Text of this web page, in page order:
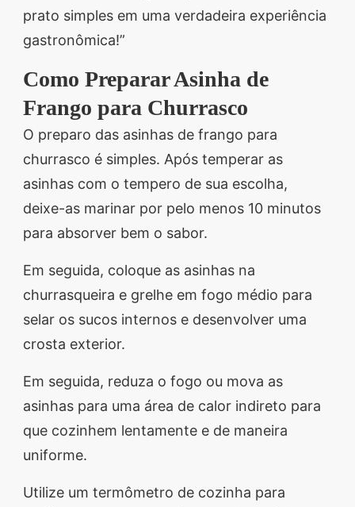
prato simples em uma verdadeira experiência
gastronômica!”
Como Preparar Asinha de
Frango para Churrasco
O preparo das asinhas de frango para
churrasco é simples. Após temperar as
asinhas com o tempero de sua escolha,
deixe-as marinar por pelo menos 10 minutos
para absorver bem o sabor.
Em seguida, coloque as asinhas na
churrasqueira e grelhe em fogo médio para
selar os sucos internos e desenvolver uma
crosta exterior.
Em seguida, reduza o fogo ou mova as
asinhas para uma área de calor indireto para
que cozinhem lentamente e de maneira
uniforme.
Utilize um termômetro de cozinha para